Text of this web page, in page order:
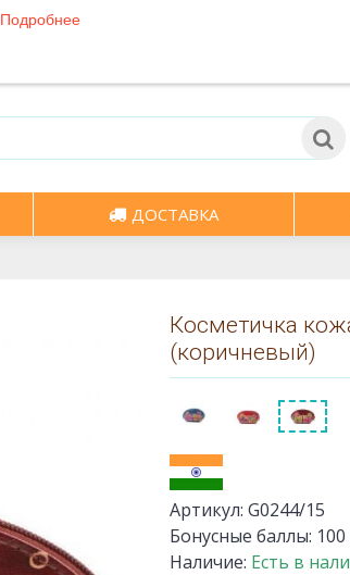
Подробнее
ДОСТАВКА
Косметичка
(коричневый)
Артикул:G0244/15
Бонусные баллы: 100
Наличие: Есть в